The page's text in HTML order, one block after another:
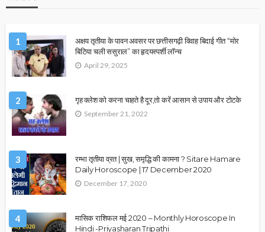
1
अक्षय तृतीया के पावन अवसर पर छत्तीसगढ़ी विवाह बिदाई गीत “मोर
बिटिया चली ससुराल” का हृदयस्पर्शी लॉन्च
April 29, 2025
2 गृह क्लेश को करना चाहते है दूर,तो करें आसान से उपाय और टोटके
September 21, 2022
3
रम्भा तृतीया व्रत | सुख, समृद्धि की कामना ? Sitare Hamare
Daily Horoscope | 17 December 2020
December 17, 2020
4
मासिक राशिफल मई 2020 – Monthly Horoscope In
Hindi -Priyasharan Tripathi